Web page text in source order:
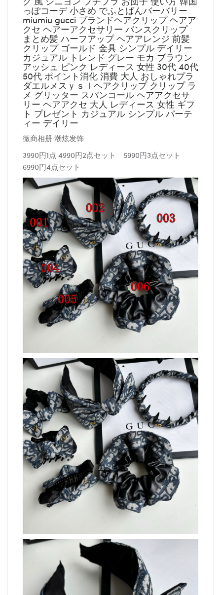
っぽコーデ 小さめ でふとばんバーバリー
miumiu gucci ブランドヘアクリップ ヘアア
クセ ヘアーアクセサリー バンスクリップ
まとめ髪 ハーフアップ ヘアアレンジ 前髪
クリップ ゴールド 金具 シンプル デイリー
カジュアル トレンド グレー モカ ブラウン
アッシュ ピンク レディース 女性 30代 40代
50代 ポイント消化 消費 大人 おしゃれプラ
ダエルメスｙｓｌヘアクリップ クリップ ラ
メ グリッター スパンコール ヘアアクセサ
リー ヘアアクセ 大人 レディース 女性 ギフ
ト プレゼント カジュアル シンプル パーテ
ィー デイリー
微商相册 潮炫发饰
3990円1点 4990円2点セット 5990円3点セット
6990円4点セット